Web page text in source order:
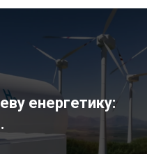
енергетику: